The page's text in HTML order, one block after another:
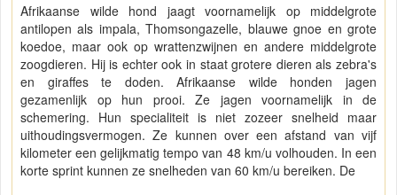
Afrikaanse wilde hond jaagt voornamelijk op middelgrote
antilopen als impala, Thomsongazelle, blauwe gnoe en grote
koedoe, maar ook op wrattenzwijnen en andere middelgrote
zoogdieren. Hij is echter ook in staat grotere dieren als zebra's
en giraffes te doden. Afrikaanse wilde honden jagen
gezamenlijk op hun prooi. Ze jagen voornamelijk in de
schemering. Hun specialiteit is niet zozeer snelheid maar
uithoudingsvermogen. Ze kunnen over een afstand van vijf
kilometer een gelijkmatig tempo van 48 km/u volhouden. In een
korte sprint kunnen ze snelheden van 60 km/u bereiken. De